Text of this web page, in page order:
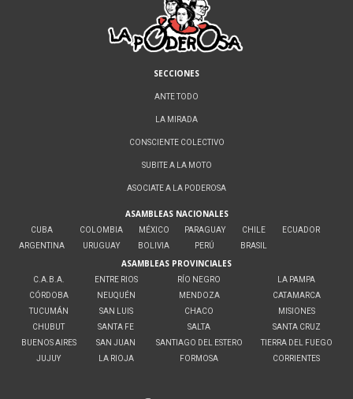
SECCIONES
ANTE TODO
LA MIRADA
CONSCIENTE COLECTIVO
SUBITE A LA MOTO
ASOCIATE A LA PODEROSA
ASAMBLEAS NACIONALES
CUBA
ARGENTINA
COLOMBIA
URUGUAY
MÉXICO
BOLIVIA
PARAGUAY
PERÚ
CHILE
BRASIL
ECUADOR
ASAMBLEAS PROVINCIALES
C.A.B.A.
CÓRDOBA
TUCUMÁN
CHUBUT
BUENOS AIRES
JUJUY
ENTRE RIOS
NEUQUÉN
SAN LUIS
SANTA FE
SAN JUAN
LA RIOJA
RÍO NEGRO
MENDOZA
CHACO
SALTA
SANTIAGO DEL ESTERO
FORMOSA
LA PAMPA
CATAMARCA
MISIONES
SANTA CRUZ
TIERRA DEL FUEGO
CORRIENTES